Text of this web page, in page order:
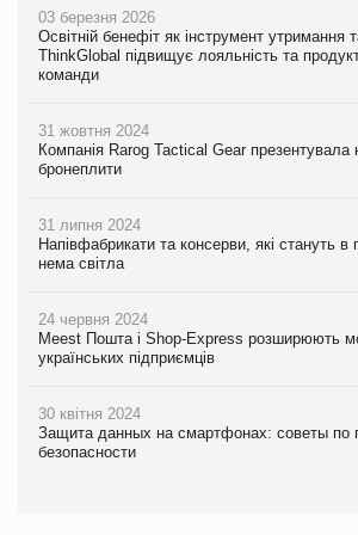
03 березня 2026
Освітній бенефіт як інструмент утримання
ThinkGlobal підвищує лояльність та
команди
31 жовтня 2024
Компанія Rarog Tactical Gear презентувала
бронеплити
31 липня 2024
Напівфабрикати та консерви, які стануть в
нема світла
24 червня 2024
Meest Пошта і Shop-Express розширюють
українських підприємців
30 квітня 2024
Защита данных на смартфонах: советы
безопасности